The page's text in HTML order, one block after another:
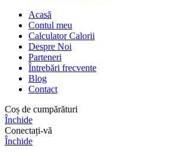
Acasă
Contul meu
Calculator Calorii
Despre Noi
Parteneri
Întrebări frecvente
Blog
Contact
Coș de cumpărături
Închide
Conectați-vă
Închide